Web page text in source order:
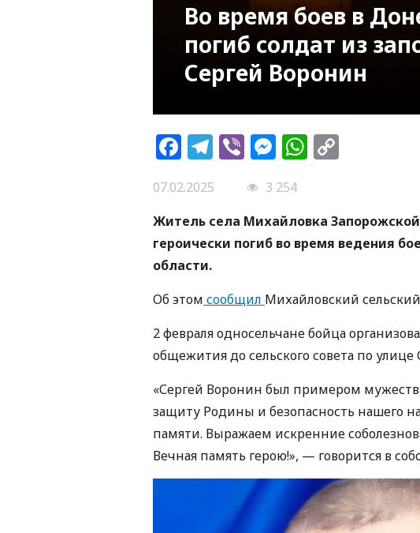
Во время боев в
погиб солдат из
Сергей Воронин
Facebook
Telegram
ViberMessenger
WhatsApp
07.02.2025
3 254
Житель села Михайловка
героически погиб во время ведения
области.
Об этом сообщил Михайловский
2 февраля односельчане бойца
общежития до сельского совета по улице
«Сергей Воронин был примером
защиту Родины и безопасность нашего
памяти. Выражаем искренние
Вечная память герою!», — говорится в